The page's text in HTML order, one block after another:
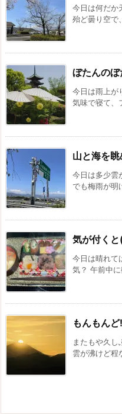
今日は何だか
殆ど曇り空で
ぼたんの
今日は雨上が
気味で寝て、
山と海を眺
今日は多少雲
でも梅雨が明
気が付く
今日は晴れて
気？ 午前中
もんもん
またもや久
雲が沸けど程